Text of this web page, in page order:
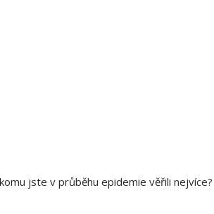
jste v průběhu epidemie věřili nejvíce?